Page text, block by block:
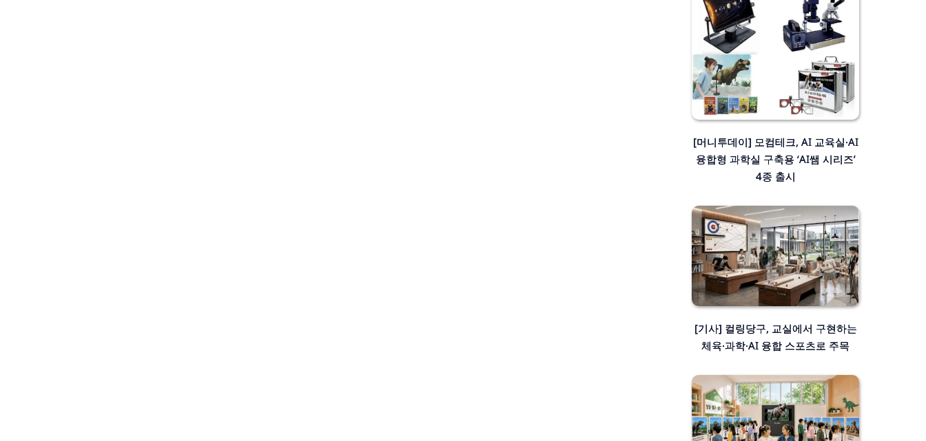
[머니투데이] 모컴테크, AI 교육실·AI
융합형 과학실 구축용 ‘AI쌤 시리즈’
4종 출시
[기사] 컬링당구, 교실에서 구현하는
체육·과학·AI 융합 스포츠로 주목